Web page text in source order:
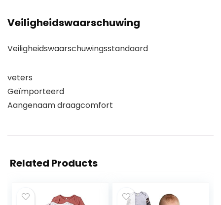
Veiligheidswaarschuwing
Veiligheidswaarschuwingsstandaard
veters
Geïmporteerd
Aangenaam draagcomfort
Related Products